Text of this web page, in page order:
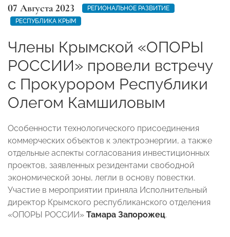
07 Августа 2023
РЕГИОНАЛЬНОЕ РАЗВИТИЕ
РЕСПУБЛИКА КРЫМ
Члены Крымской «ОПОРЫ
РОССИИ» провели встречу
с Прокурором Республики
Олегом Камшиловым
Особенности технологического присоединения
коммерческих объектов к электроэнергии, а также
отдельные аспекты согласования инвестиционных
проектов, заявленных резидентами свободной
экономической зоны, легли в основу повестки.
Участие в мероприятии приняла Исполнительный
директор Крымского республиканского отделения
«ОПОРЫ РОССИИ» Тамара Запорожец.